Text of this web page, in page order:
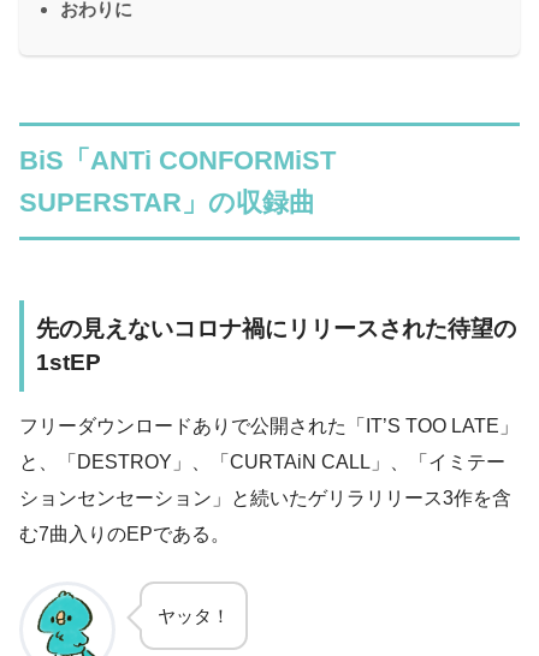
おわりに
BiS「ANTi CONFORMiST
SUPERSTAR」の収録曲
先の見えないコロナ禍にリリースされた待望の
1stEP
フリーダウンロードありで公開された「IT’S TOO LATE」
と、「DESTROY」、「CURTAiN CALL」、「イミテー
ションセンセーション」と続いたゲリラリリース3作を含
む7曲入りのEPである。
ヤッタ！